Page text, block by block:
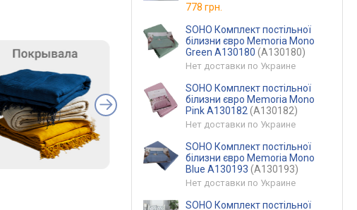
778 грн.
SOHO Комплект постільної
білизни євро Memoria Mono
Green A130180 (A130180)
Нет доставки по Украине
SOHO Комплект постільної
білизни євро Memoria Mono
Pink A130182 (A130182)
Нет доставки по Украине
SOHO Комплект постільної
білизни євро Memoria Mono
Blue A130193 (A130193)
Нет доставки по Украине
SOHO Комплект постільної